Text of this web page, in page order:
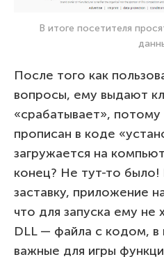
В итоге посетителя
После того как
вопросы, ему выдают
«срабатывает», потому
прописан в коде
загружается на
конец? Не тут-то было!
заставку, приложение
что для запуска ему не
DLL — файла с кодом,
важные для игры